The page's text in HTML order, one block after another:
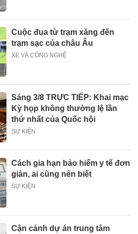
Cuộc đua từ trạm xăng đến
trạm sạc của châu Âu
XE VÀ CÔNG NGHỆ
Sáng 3/8 TRỰC TIẾP: Khai mạc
Kỳ họp không thường lệ lần
thứ nhất của Quốc hội
SỰ KIỆN
Cách gia hạn bảo hiểm y tế đơn
giản, ai cũng nên biết
SỰ KIỆN
Cận cảnh dự án trung tâm